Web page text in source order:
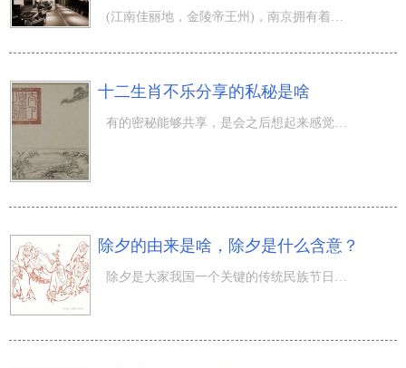
(江南佳丽地，金陵帝王州)，南京拥有着6000多年文明史，是中国四大古都之一，有(六朝古都)、(十朝都会)之称
十二生肖不乐分享的私秘是啥
除夕的由来是啥，除夕是什么含意？